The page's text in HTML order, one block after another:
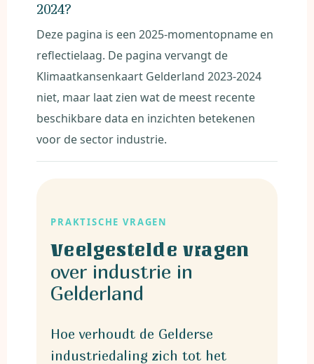
2024?
Deze pagina is een 2025-momentopname en
reflectielaag. De pagina vervangt de
Klimaatkansenkaart Gelderland 2023-2024
niet, maar laat zien wat de meest recente
beschikbare data en inzichten betekenen
voor de sector industrie.
PRAKTISCHE VRAGEN
Veelgestelde vragen
over industrie in
Gelderland
Hoe verhoudt de Gelderse
industriedaling zich tot het